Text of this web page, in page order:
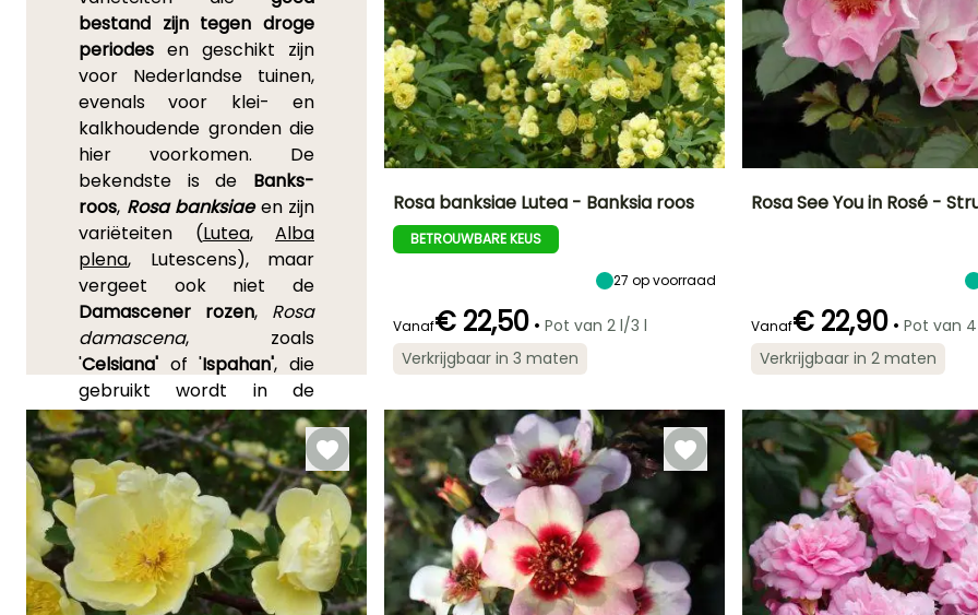
bestand zijn tegen droge
periodes en geschikt zijn
voor Nederlandse tuinen,
evenals voor klei- en
kalkhoudende gronden die
hier voorkomen. De
bekendste is de Banks-
roos, Rosa banksiaeen zijn
variëteiten (Lutea, Alba
plena, Lutescens), maar
vergeet ook niet de
Damascener rozen, Rosa
damascena, zoals
'Celsiana' of 'Ispahan', die
gebruikt wordt in de
parfumindustrie. Net als
hun voorouders kunnen ze
zonder problemen warmte
verdragen, maar ook de
kou die in het binnenland
heerst. DeChinese rozen,
afstammelingen vanRosa
sinensis, zijn eveneens
Uiteindelijke
planthoogte
Uiteindelijke
breedte
Bloeitijd
Redelijke
Januari tot
Juni,
September tot
December
Rosa banksiae Lutea - Banksia roos
BETROUWBARE KEUS
27 op voorraad
Vanaf€ 22,50 • Pot van 2 l/3 l
Verkrijgbaar in 3 maten
Bloeitijd
Redelijke
Februari tot
April, Oktober tot
December
Rosa See You in Rosé -
Vanaf€ 22,90 • Pot van
Verkrijgbaar in 2 maten